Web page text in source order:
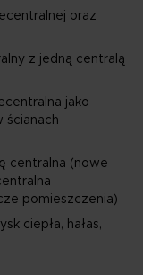
oraz
z jedną centralą
jako
ścianach
centralna (nowe
pomieszczenia)
ciepła, hałas,